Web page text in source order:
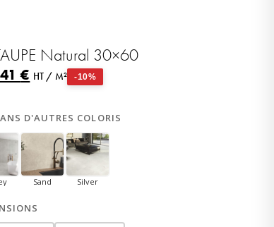
Natural 30×60
€ HT / M² -10%
D'AUTRES COLORIS
Sand Silver